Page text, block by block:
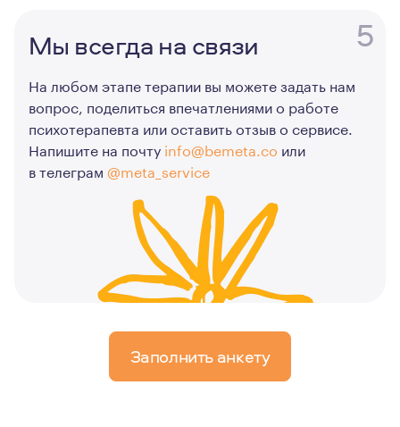
5
Мы всегда на связи
На любом этапе терапии вы можете задать нам
вопрос, поделиться впечатлениями о работе
психотерапевта или оставить отзыв о сервисе.
Напишите на почту info@bemeta.co или
в телеграм @meta_service
Заполнить анкету